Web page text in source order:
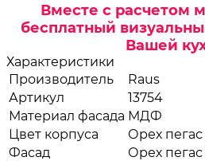
Вместе с расчетом
бесплатный
Вашей
Характеристики
Производитель
Raus
Артикул
13754
Материал фасада МДФ
Цвет корпуса
Орех
Фасад
Орех